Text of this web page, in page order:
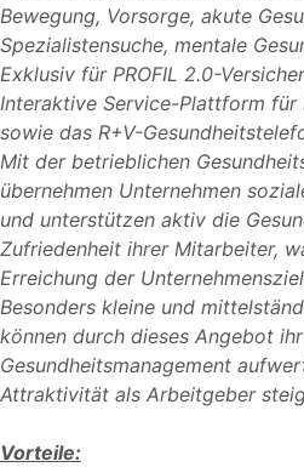
Bewegung, Vorsorge, akute
Spezialistensuche, mentale
Exklusiv für PROFIL 2.0-
Interaktive Service-Plattform für
sowie das R+V-
Mit der betrieblichen
übernehmen Unternehmen
und unterstützen aktiv die
Zufriedenheit ihrer Mitarbeiter,
Erreichung der
Besonders kleine und
können durch dieses Angebot
Gesundheitsmanagement
Attraktivität als Arbeitgeber
Vorteile: